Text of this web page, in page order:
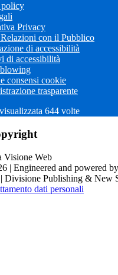
Privacy
con il Pubblico
di accessibilità
di accessibilità
consensi cookie
trasparente
644 volte
| Engineered and powered
Divisione Publishing & New
dati personali